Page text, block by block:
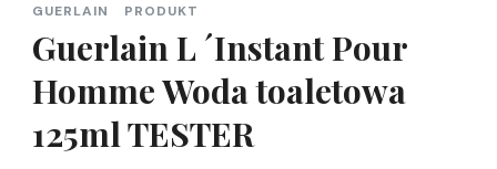
GUERLAIN PRODUKT
Guerlain L ´Instant Pour
Homme Woda toaletowa
125ml TESTER